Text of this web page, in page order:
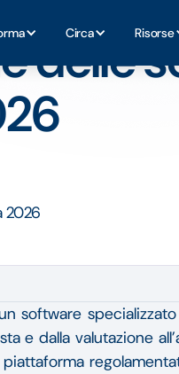
Circa Risorse
delle
software
e dalla valutazione